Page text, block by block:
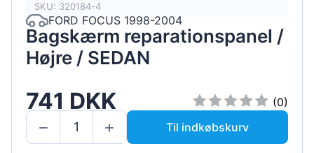
SKU: 320184-4
FORD FOCUS 1998-2004
Bagskærm reparationspanel /
Højre / SEDAN
741 DKK
(0)
Til indkøbskurv